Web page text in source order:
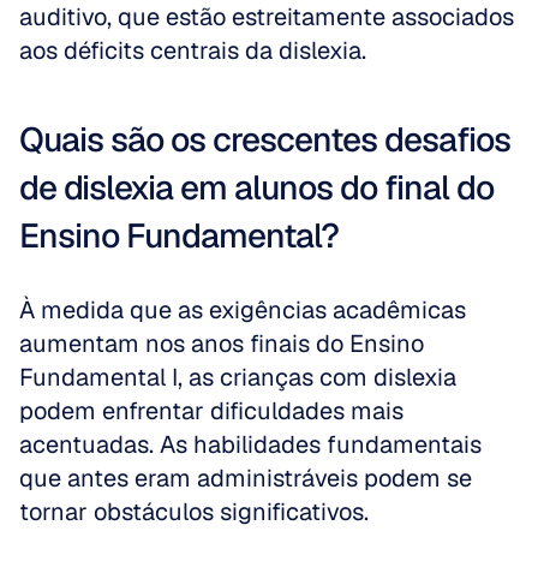
auditivo, que estão estreitamente associados
aos déficits centrais da dislexia.
Quais são os crescentes desafios
de dislexia em alunos do final do
Ensino Fundamental?
À medida que as exigências acadêmicas
aumentam nos anos finais do Ensino
Fundamental I, as crianças com dislexia
podem enfrentar dificuldades mais
acentuadas. As habilidades fundamentais
que antes eram administráveis podem se
tornar obstáculos significativos.